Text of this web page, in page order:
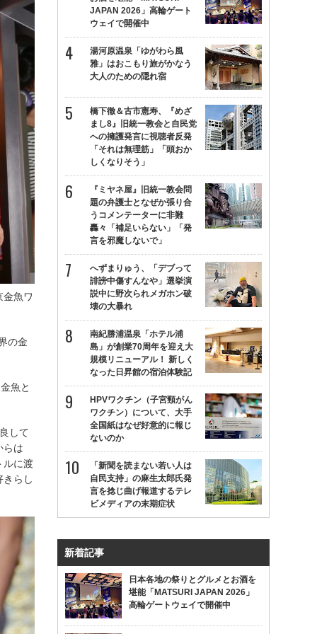
魚ワ
の金
魚と
して
らは
ルに渡
らし
JAPAN 2026」高輪ゲート
ウェイで開催中
湯河原温泉「ゆがわら風
雅」はおこもり旅がかなう
大人のための隠れ宿
橋下徹＆古市憲寿、『めざ
まし8』旧統一教会と自民党
への擁護発言に視聴者反発
「それは無理筋」「頭おか
しくなりそう」
『ミヤネ屋』旧統一教会問
題の弁護士となぜか張り合
うコメンテーターに非難
轟々「補足いらない」「発
言を邪魔しないで」
へずまりゅう、「デブって
誹謗中傷すんなや」選挙演
説中に野次られメガホン破
壊の大暴れ
南紀勝浦温泉「ホテル浦
島」が創業70周年を迎え大
規模リニューアル！ 新しく
なった日昇館の宿泊体験記
HPVワクチン（子宮頸がん
ワクチン）について、大手
全国紙はなぜ好意的に報じ
ないのか
「新聞を読まない若い人は
自民支持」の麻生太郎氏発
言を捻じ曲げ報道するテレ
ビメディアの末期症状
新着記事
日本各地の祭りとグルメとお酒を
堪能「MATSURI JAPAN 2026」
高輪ゲートウェイで開催中